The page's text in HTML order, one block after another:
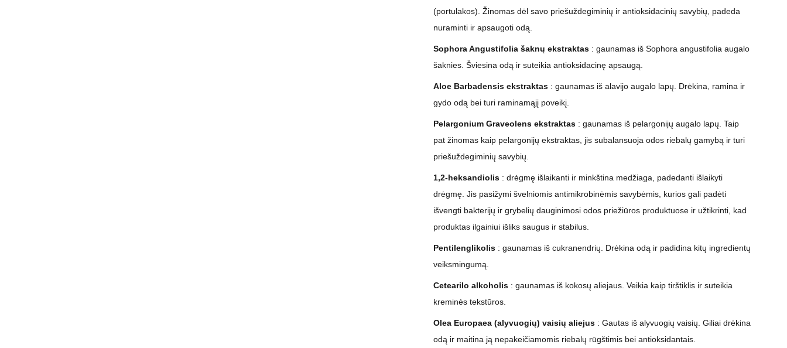
(portulakos). Žinomas dėl savo priešuždegiminių ir antioksidacinių savybių, padeda
nuraminti ir apsaugoti odą.
Sophora Angustifolia šaknų ekstraktas : gaunamas iš Sophora angustifolia augalo
šaknies. Šviesina odą ir suteikia antioksidacinę apsaugą.
Aloe Barbadensis ekstraktas : gaunamas iš alavijo augalo lapų. Drėkina, ramina ir
gydo odą bei turi raminamąjį poveikį.
Pelargonium Graveolens ekstraktas : gaunamas iš pelargonijų augalo lapų. Taip
pat žinomas kaip pelargonijų ekstraktas, jis subalansuoja odos riebalų gamybą ir turi
priešuždegiminių savybių.
1,2-heksandiolis : drėgmę išlaikanti ir minkština medžiaga, padedanti išlaikyti
drėgmę. Jis pasižymi švelniomis antimikrobinėmis savybėmis, kurios gali padėti
išvengti bakterijų ir grybelių dauginimosi odos priežiūros produktuose ir užtikrinti, kad
produktas ilgainiui išliks saugus ir stabilus.
Pentilenglikolis : gaunamas iš cukranendrių. Drėkina odą ir padidina kitų ingredientų
veiksmingumą.
Cetearilo alkoholis : gaunamas iš kokosų aliejaus. Veikia kaip tirštiklis ir suteikia
kreminės tekstūros.
Olea Europaea (alyvuogių) vaisių aliejus : Gautas iš alyvuogių vaisių. Giliai drėkina
odą ir maitina ją nepakeičiamomis riebalų rūgštimis bei antioksidantais.